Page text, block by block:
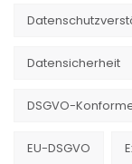
Datensicherheit
DSGVO-
EU-DSGVO